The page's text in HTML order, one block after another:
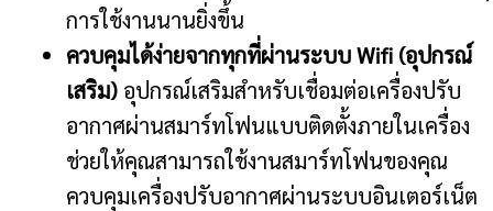
การใช้งานนานยิ่งขึ้น
ควบคุมได้ง่ายจากทุกที่ผ่านระบบ Wifi (อุปกรณ์
เสริม) อุปกรณ์เสริมสำหรับเชื่อมต่อเครื่องปรับ
อากาศผ่านสมาร์ทโฟนแบบติดตั้งภายในเครื่อง
ช่วยให้คุณสามารถใช้งานสมาร์ทโฟนของคุณ
ควบคุมเครื่องปรับอากาศผ่านระบบอินเตอร์เน็ต